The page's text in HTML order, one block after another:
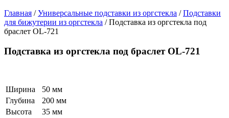
Главная /Универсальные подставки из оргстекла /Подставки
для бижутерии из оргстекла / Подставка из оргстекла под
браслет OL-721
Подставка из оргстекла под браслет OL-721
Ширина
50 мм
Глубина
200 мм
Высота
35 мм